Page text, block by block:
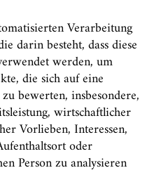
Verarbeitung
darin besteht, dass diese
werden, um
die sich auf eine
bewerten, insbesondere,
wirtschaftlicher
Vorlieben, Interessen,
oder
Person zu analysieren